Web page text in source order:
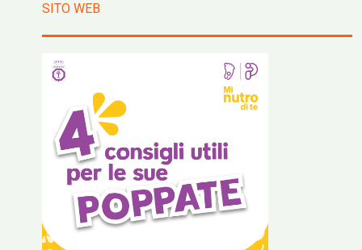
SITO WEB